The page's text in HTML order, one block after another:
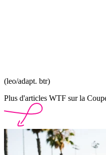
(leo/adapt. btr)
Plus d'articles WTF sur la